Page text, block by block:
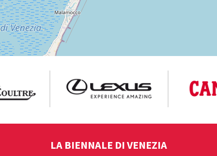
LA BIENNALE DI VENEZIA